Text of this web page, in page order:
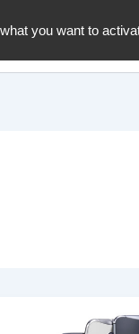
you want to